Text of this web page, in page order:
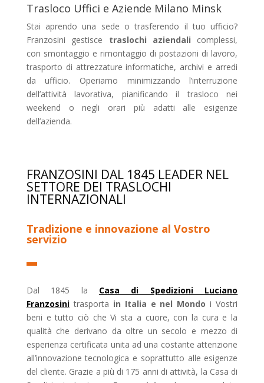
Trasloco Uffici e Aziende Milano Minsk
Stai aprendo una sede o trasferendo il tuo ufficio?
Franzosini gestisce traslochi aziendali complessi,
con smontaggio e rimontaggio di postazioni di lavoro,
trasporto di attrezzature informatiche, archivi e arredi
da ufficio. Operiamo minimizzando l’interruzione
dell’attività lavorativa, pianificando il trasloco nei
weekend o negli orari più adatti alle esigenze
dell’azienda.
FRANZOSINI DAL 1845 LEADER NEL
SETTORE DEI TRASLOCHI
INTERNAZIONALI
Tradizione e innovazione al Vostro
servizio
Dal 1845 la Casa di Spedizioni Luciano
Franzosinitrasporta in Italia e nel Mondo i Vostri
beni e tutto ciò che Vi sta a cuore, con la cura e la
qualità che derivano da oltre un secolo e mezzo di
esperienza certificata unita ad una costante attenzione
all’innovazione tecnologica e soprattutto alle esigenze
del cliente. Grazie a più di 175 anni di attività, la Casa di